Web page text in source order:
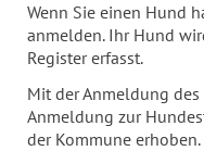
Wenn Sie einen Hund
anmelden. Ihr Hund
Register erfasst.
Mit der Anmeldung
Anmeldung zur
der Kommune erhoben.